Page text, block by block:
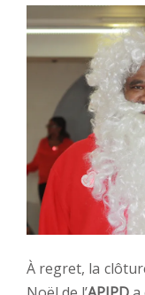
À regret, la